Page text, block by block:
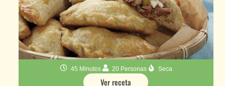
45 Minutos 20 Personas Seca
Ver receta